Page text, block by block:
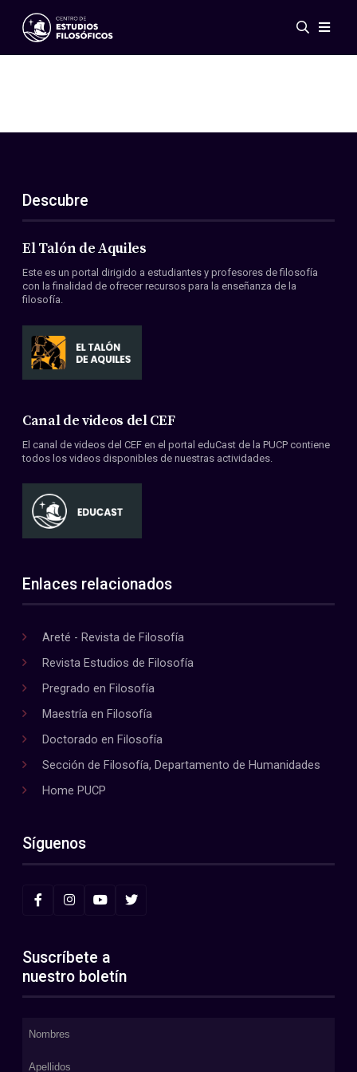
Eventos
ES
EN
Acerca de nosotros
Miembros
Convenios
Descubre
El Talón de Aquiles
Este es un portal dirigido a estudiantes y profesores de filosofía
con la finalidad de ofrecer recursos para la enseñanza de la
filosofía.
Canal de videos del CEF
El canal de videos del CEF en el portal eduCast de la PUCP contiene
todos los videos disponibles de nuestras actividades.
Enlaces relacionados
Areté - Revista de Filosofía
Revista Estudios de Filosofía
Pregrado en Filosofía
Maestría en Filosofía
Doctorado en Filosofía
Sección de Filosofía, Departamento de Humanidades
Home PUCP
Síguenos
Suscríbete a
nuestro boletín